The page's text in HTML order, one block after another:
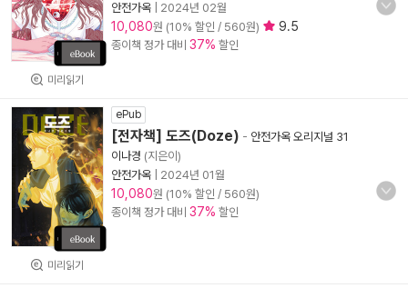
미리읽기
안전가옥
2024년 02월
10,080원 (10% 할인 / 560원) 9.5
종이책 정가 대비 37% 할인
미리읽기
ePub
[전자책] 도즈(Doze) - 안전가옥 오리지널 31
이나경 (지은이)
안전가옥
2024년 01월
10,080원 (10% 할인 / 560원)
종이책 정가 대비 37% 할인